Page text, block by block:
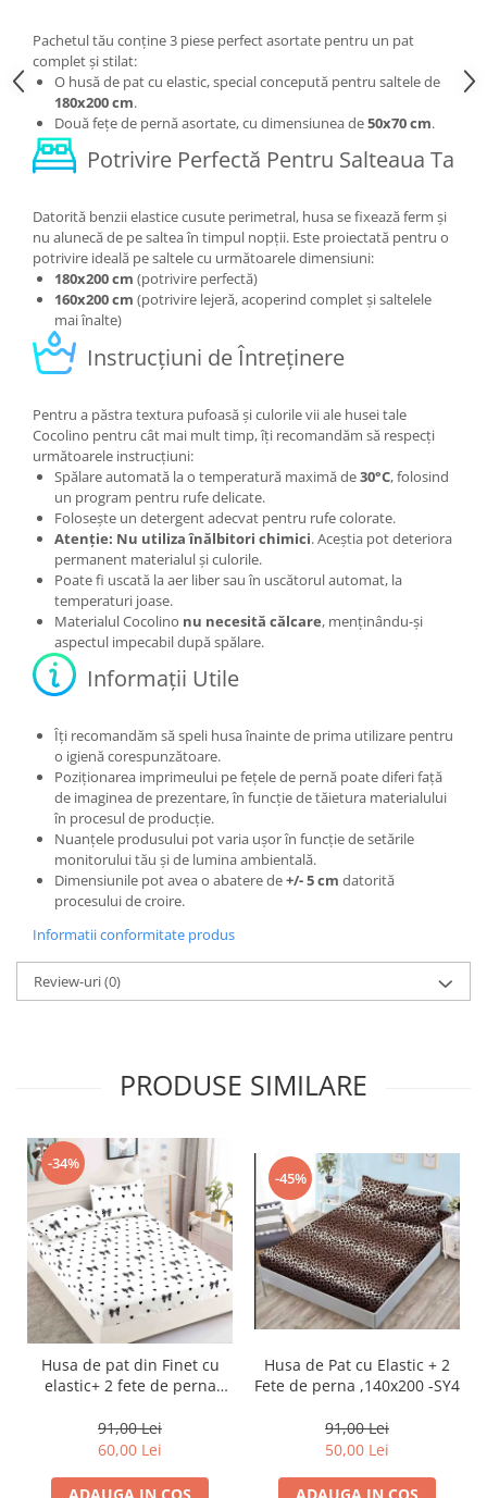
Pachetul tău conține 3 piese perfect asortate pentru un pat
complet și stilat:
O husă de pat cu elastic, special concepută pentru saltele de
180x200 cm.
Două fețe de pernă asortate, cu dimensiunea de50x70 cm.
Potrivire Perfectă Pentru Salteaua Ta
Datorită benzii elastice cusute perimetral, husa se fixează ferm și
nu alunecă de pe saltea în timpul nopții. Este proiectată pentru o
potrivire ideală pe saltele cu următoarele dimensiuni:
180x200 cm (potrivire perfectă)
160x200 cm (potrivire lejeră, acoperind complet și saltelele
mai înalte)
Instrucțiuni de Întreținere
Pentru a păstra textura pufoasă și culorile vii ale husei tale
Cocolino pentru cât mai mult timp, îți recomandăm să respecți
următoarele instrucțiuni:
Spălare automată la o temperatură maximă de30°C, folosind
un program pentru rufe delicate.
Folosește un detergent adecvat pentru rufe colorate.
Atenție: Nu utiliza înălbitori chimici. Aceștia pot deteriora
permanent materialul și culorile.
Poate fi uscată la aer liber sau în uscătorul automat, la
temperaturi joase.
Materialul Cocolino nu necesită călcare, menținându-și
aspectul impecabil după spălare.
Informații Utile
Îți recomandăm să speli husa înainte de prima utilizare pentru
o igienă corespunzătoare.
Poziționarea imprimeului pe fețele de pernă poate diferi față
de imaginea de prezentare, în funcție de tăietura materialului
în procesul de producție.
Nuanțele produsului pot varia ușor în funcție de setările
monitorului tău și de lumina ambientală.
Dimensiunile pot avea o abatere de+/- 5 cm datorită
procesului de croire.
Informatii conformitate produs
Review-uri(0)
PRODUSE SIMILARE
-34%
Husa de pat din Finet cu
elastic+ 2 fete de perna
91,00 Lei
60,00 Lei
-45%
Husa de Pat cu Elastic + 2
Fete de perna ,140x200 -SY4
91,00 Lei
50,00 Lei